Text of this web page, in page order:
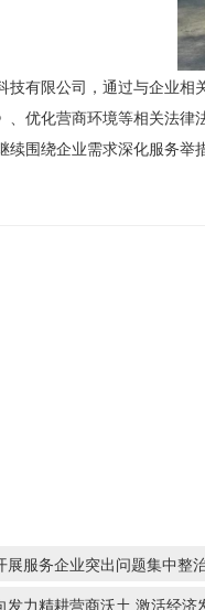
技有限公司，通过与企业
、优化营商环境等相关法
续围绕企业需求深化服务
展服务企业突出问题集中整
发力精耕营商沃土 激活经济